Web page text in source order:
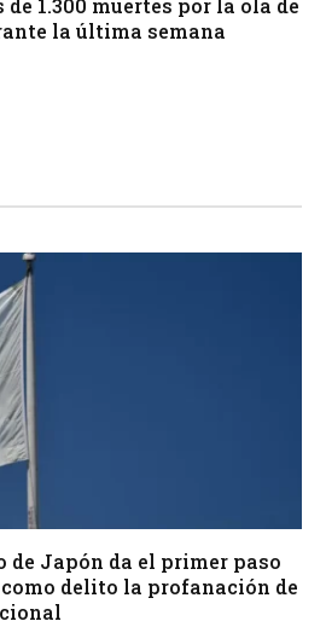
de 1.300 muertes por la ola de
la última semana
de Japón da el primer paso
delito la profanación de